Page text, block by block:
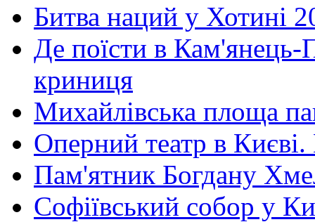
Битва наций у Хотині
Де поїсти в Кам'янець-
криниця
Михайлівська площа
Оперний театр в
Пам'ятник Богдану
Софіївський собор у